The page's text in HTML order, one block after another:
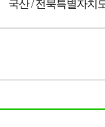
국산 / 전북특별자치